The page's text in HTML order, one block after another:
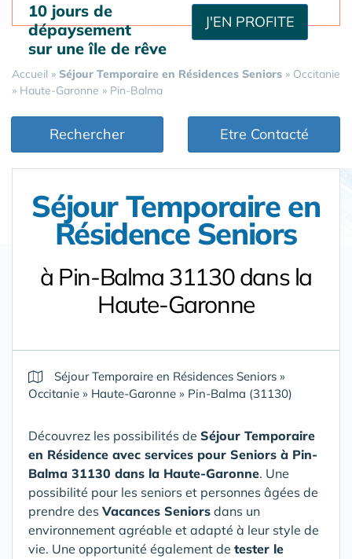
J'EN PROFITE
10 jours de
dépaysement
sur une île de rêve
Accueil » Séjour Temporaire en Résidences Seniors » Occitanie
» Haute-Garonne » Pin-Balma
Rechercher Etre Contacté
Séjour Temporaire en
Résidence Seniors
à Pin-Balma 31130 dans la
Haute-Garonne
Séjour Temporaire en Résidences Seniors »
Occitanie » Haute-Garonne » Pin-Balma (31130)
Découvrez les possibilités de Séjour Temporaire
en Résidence avec services pour Seniors à Pin-
Balma 31130 dans la Haute-Garonne. Une
possibilité pour les seniors et personnes âgées de
prendre des Vacances Seniors dans un
environnement agréable et adapté à leur style de
vie. Une opportunité également de tester le